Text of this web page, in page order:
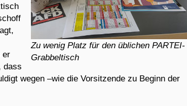
Zu wenig Platz für den üblichen PARTEI-
Grabbeltisch
er
dass
wegen –wie die Vorsitzende zu Beginn der